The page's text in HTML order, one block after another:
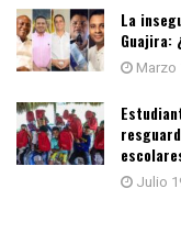
La
Guajira:
Marzo
Julio